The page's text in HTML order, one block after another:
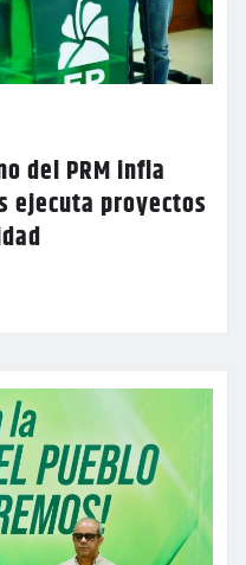
del PRM infla
ejecuta proyectos